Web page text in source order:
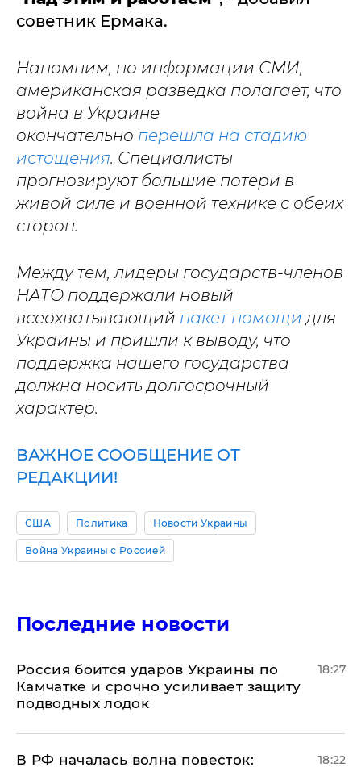
советник Ермака.
Напомним, по информации СМИ,
американская разведка полагает, что
война в Украине
окончательно перешла на стадию
истощения. Специалисты
прогнозируют большие потери в
живой силе и военной технике с обеих
сторон.
Между тем, лидеры государств-членов
НАТО поддержали новый
всеохватывающий пакет помощи для
Украины и пришли к выводу, что
поддержка нашего государства
должна носить долгосрочный
характер.
ВАЖНОЕ СООБЩЕНИЕ ОТ
РЕДАКЦИИ!
США Политика Новости Украины
Война Украины с Россией
Последние новости
Россия боится ударов Украины по
Камчатке и срочно усиливает защиту
подводных лодок
18:27
​В РФ началась волна повесток: 18:22